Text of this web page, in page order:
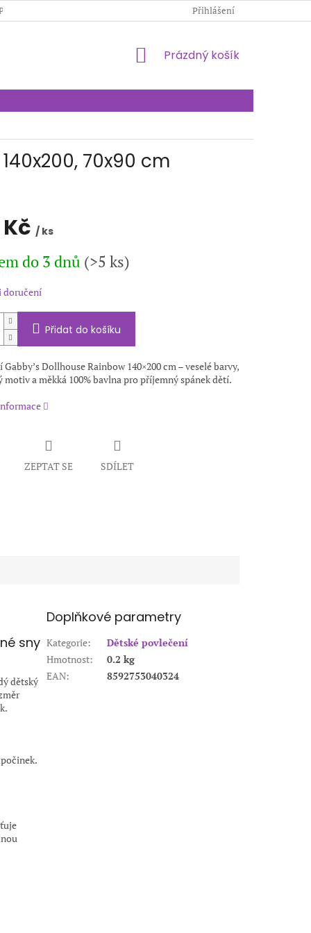
OCHRANY OSOBNÍCH ÚDAJŮ KONTAKTY
Přihlášení
NÁKUPNÍ
Prázdný košík
70x90 cm
/ ks
do 3 dnů (>5 ks)
doručení
Přidat do košíku
Gabby’s Dollhouse Rainbow 140×200 cm – veselé barvy,
a měkká 100% bavlna pro příjemný spánek dětí.
ZEPTAT SE SDÍLET
sny
dětský
Doplňkové parametry
Kategorie:
Dětské povlečení
Hmotnost:
0.2 kg
EAN: 8592753040324